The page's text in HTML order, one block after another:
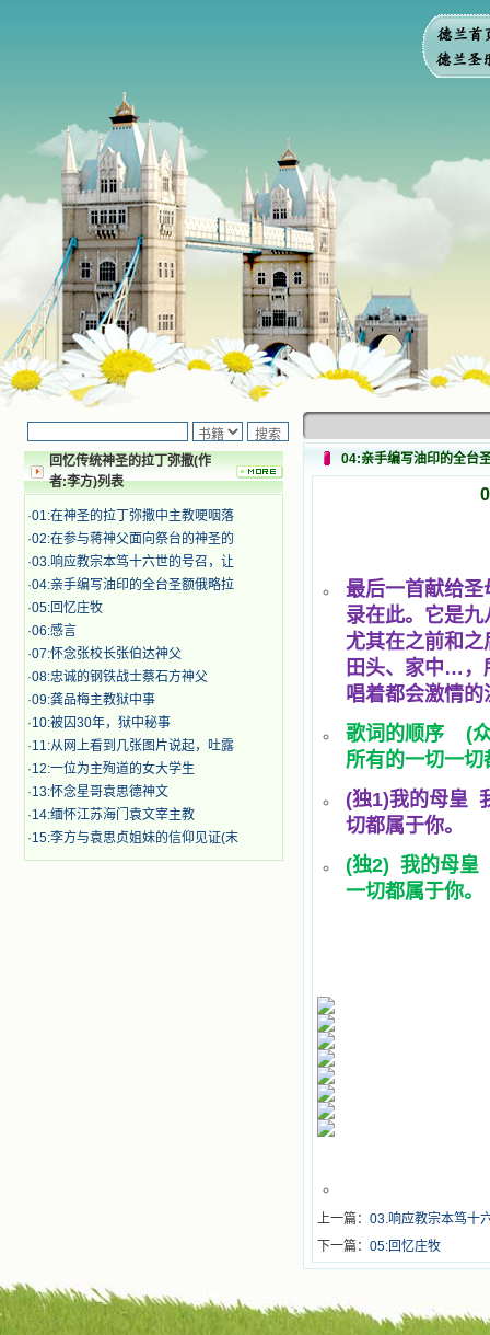
回忆传统神圣的拉丁弥撒(作
者:李方)列表
·01:在神圣的拉丁弥撒中主教哽咽落
·02:在参与蒋神父面向祭台的神圣的
·03.响应教宗本笃十六世的号召，让
·04:亲手编写油印的全台圣额俄略拉
·05:回忆庄牧
·06:感言
·07:怀念张校长张伯达神父
·08:忠诚的钢铁战士蔡石方神父
·09:龚品梅主教狱中事
·10:被囚30年，狱中秘事
·11:从网上看到几张图片说起，吐露
·12:一位为主殉道的女大学生
·13:怀念星哥袁思德神文
·14:缅怀江苏海门袁文宰主教
·15:李方与袁思贞姐妹的信仰见证(末
04:亲手编写油印的全台
最后一首献给
录在此。它是
尤其在之前和
田头、家中…，
唱着都会激情的
歌词的顺序 (
所有的一切一
(独1)我的母皇
切都属于你。
(独2) 我的母皇
一切都属于你。
上一篇： 03.响应教宗本笃十
下一篇： 05:回忆庄牧